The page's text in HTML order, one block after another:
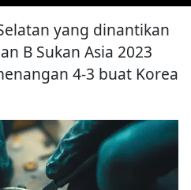
yang dinantikan
B Sukan Asia 2023
4-3 buat Korea